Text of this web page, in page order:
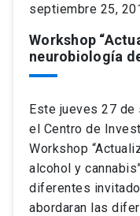
septiembre 25,
Workshop
neurobiología
Este jueves 27
el Centro de
Workshop
alcohol y
diferentes
abordaran las